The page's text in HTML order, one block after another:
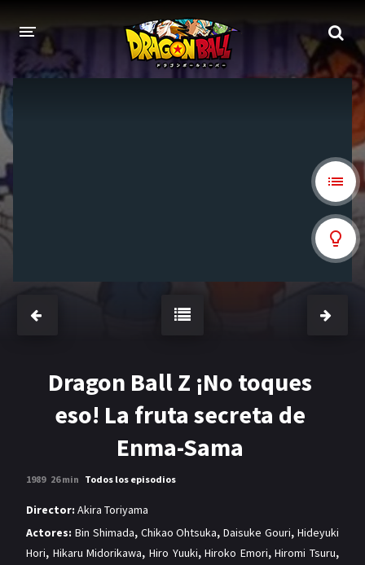
PELÍCULAS
MANGASDragon Ball Z ¡No toques
eso! La fruta secreta de
Enma-Sama
1989 26 min Todos los episodios
Director: Akira Toriyama
Actores: Bin Shimada, Chikao Ohtsuka,Daisuke Gouri,Hideyuki
Hori, Hikaru Midorikawa, Hiro Yuuki,Hiroko Emori,Hiromi Tsuru,